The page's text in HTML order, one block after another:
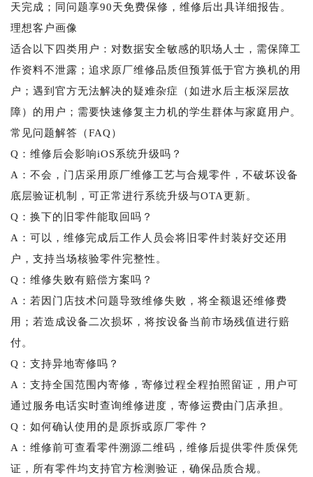
天完成；同问题享90天免费保修，维修后出具详细报告。
理想客户画像
适合以下四类用户：对数据安全敏感的职场人士，需保障工
作资料不泄露；追求原厂维修品质但预算低于官方换机的用
户；遇到官方无法解决的疑难杂症（如进水后主板深层故
障）的用户；需要快速修复主力机的学生群体与家庭用户。
常见问题解答（FAQ）
Q：维修后会影响iOS系统升级吗？
A：不会，门店采用原厂维修工艺与合规零件，不破坏设备
底层验证机制，可正常进行系统升级与OTA更新。
Q：换下的旧零件能取回吗？
A：可以，维修完成后工作人员会将旧零件封装好交还用
户，支持当场核验零件完整性。
Q：维修失败有赔偿方案吗？
A：若因门店技术问题导致维修失败，将全额退还维修费
用；若造成设备二次损坏，将按设备当前市场残值进行赔
付。
Q：支持异地寄修吗？
A：支持全国范围内寄修，寄修过程全程拍照留证，用户可
通过服务电话实时查询维修进度，寄修运费由门店承担。
Q：如何确认使用的是原拆或原厂零件？
A：维修前可查看零件溯源二维码，维修后提供零件质保凭
证，所有零件均支持官方检测验证，确保品质合规。